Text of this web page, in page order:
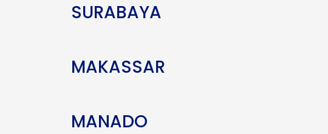
SURABAYA
MAKASSAR
MANADO